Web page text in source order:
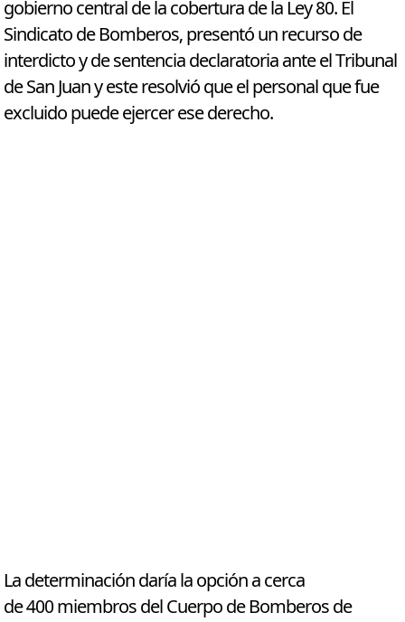
gobierno central de la cobertura de la Ley 80. El
Sindicato de Bomberos, presentó un recurso de
interdicto y de sentencia declaratoria ante el Tribunal
de San Juan y este resolvió que el personal que fue
excluido puede ejercer ese derecho.
La determinación daría la opción a cerca
de 400 miembros del Cuerpo de Bomberos de